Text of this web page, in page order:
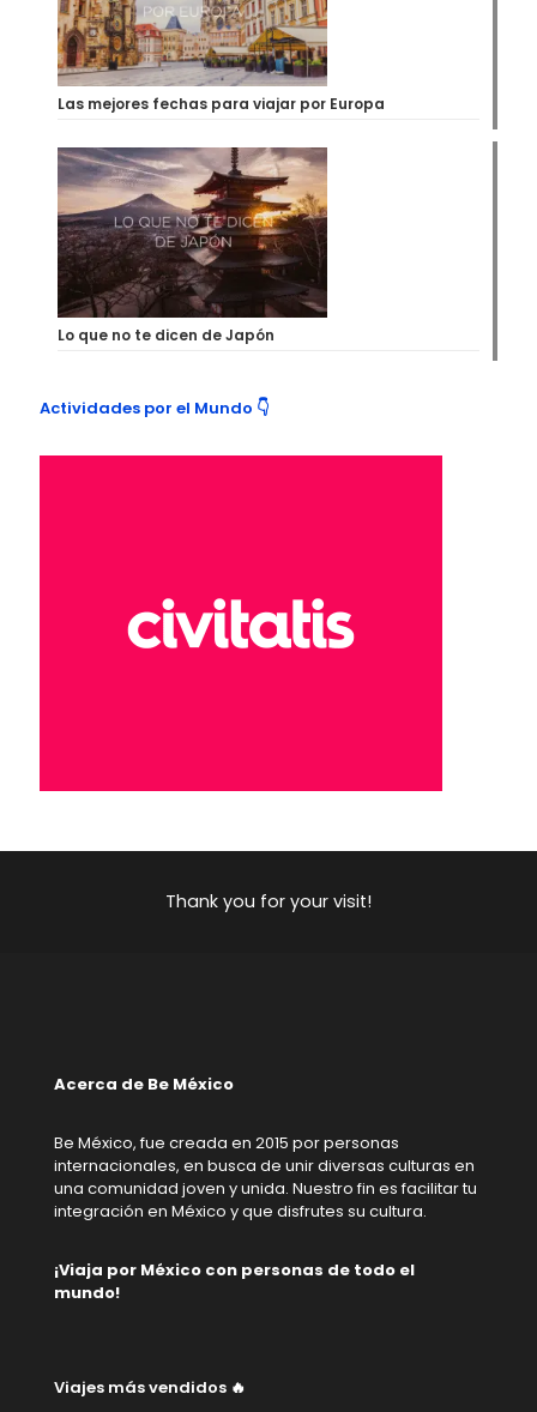
Las mejores fechas para viajar por Europa
Lo que no te dicen de Japón
Actividades por el Mundo 👇
Thank you for your visit!
Acerca de Be México
Be México, fue creada en 2015 por personas
internacionales, en busca de unir diversas culturas en
una comunidad joven y unida. Nuestro fin es facilitar tu
integración en México y que disfrutes su cultura.
¡Viaja por México con personas de todo el
mundo!
Viajes más vendidos 🔥